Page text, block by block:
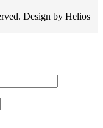
Design by Helios